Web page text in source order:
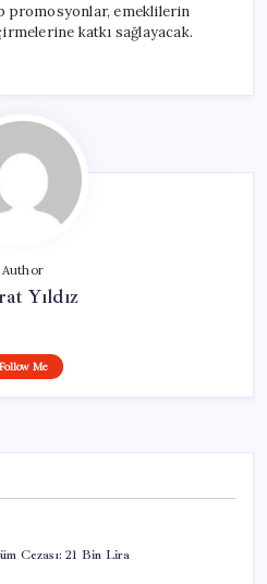
promosyonlar, emeklilerin
katkı sağlayacak.
Author
Yıldız
Follow Me
Cezası: 21 Bin Lira